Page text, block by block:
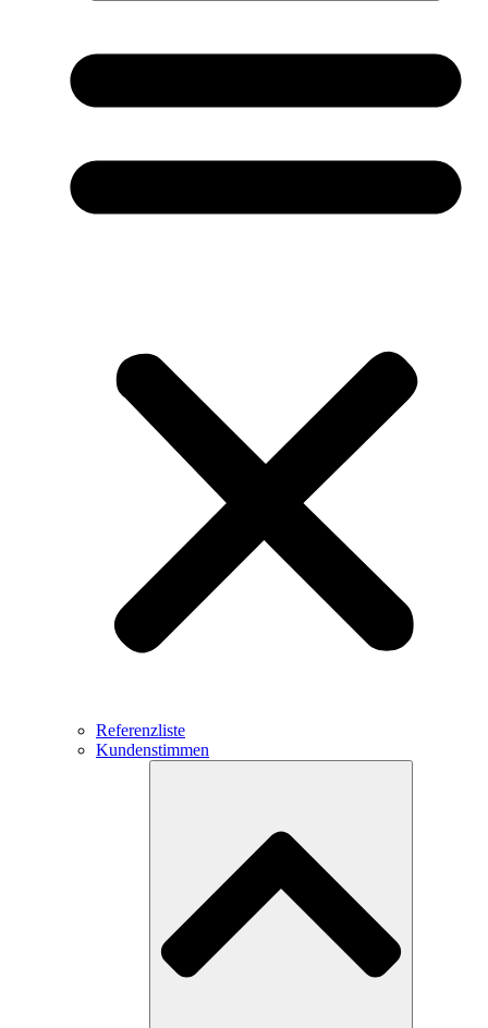
Referenzliste
Kundenstimmen